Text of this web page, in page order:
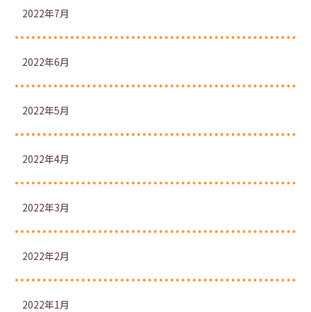
2022年7月
2022年6月
2022年5月
2022年4月
2022年3月
2022年2月
2022年1月